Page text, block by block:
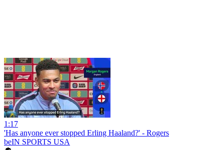
1:17
'Has anyone ever stopped Erling Haaland?' - Rogers
beIN SPORTS USA